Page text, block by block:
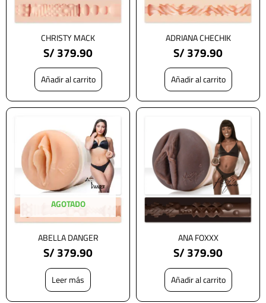
CHRISTY MACK
S/379.90
Añadir al carrito
ADRIANA CHECHIK
S/379.90
Añadir al carrito
AGOTADO
ABELLA DANGER
S/379.90
Leer más
ANA FOXXX
S/379.90
Añadir al carrito